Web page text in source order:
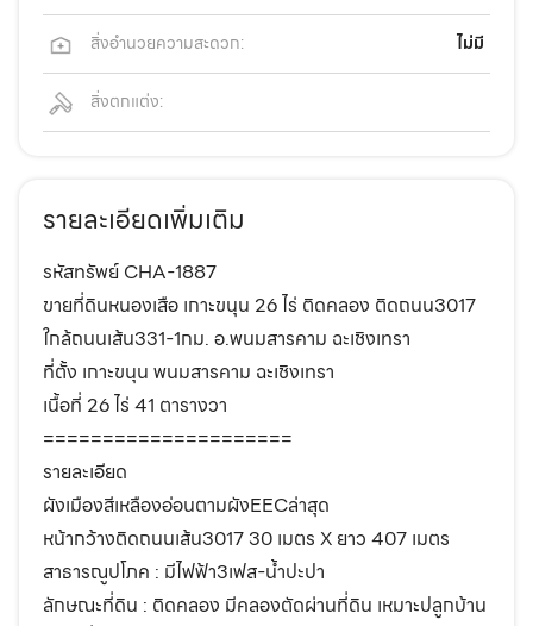
สิ่งอำนวยความสะดวก: ไม่มี
สิ่งตกแต่ง:
รายละเอียดเพิ่มเติม
รหัสทรัพย์ CHA-1887
ขายที่ดินหนองเสือ เกาะขนุน 26 ไร่ ติดคลอง ติดถนน3017
ใกล้ถนนเส้น331-1กม. อ.พนมสารคาม ฉะเชิงเทรา
ที่ตั้ง เกาะขนุน พนมสารคาม ฉะเชิงเทรา
เนื้อที่ 26 ไร่ 41 ตารางวา
=====================
รายละเอียด
ผังเมืองสีเหลืองอ่อนตามผังEECล่าสุด
หน้ากว้างติดถนนเส้น3017 30 เมตร X ยาว 407 เมตร
สาธารณูปโภค : มีไฟฟ้า3เฟส-น้ำปะปา
ลักษณะที่ดิน : ติดคลอง มีคลองตัดผ่านที่ดิน เหมาะปลูกบ้าน